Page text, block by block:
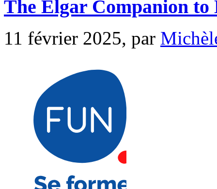
The Elgar Companion
11 février 2025, par